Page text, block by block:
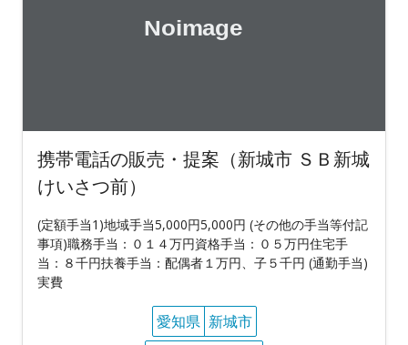
携帯電話の販売・提案（新城市 ＳＢ新城
けいさつ前）
(定額手当1)地域手当5,000円5,000円 (その他の手当等付記
事項)職務手当：０１４万円資格手当：０５万円住宅手
当：８千円扶養手当：配偶者１万円、子５千円 (通勤手当)
実費
愛知県 新城市